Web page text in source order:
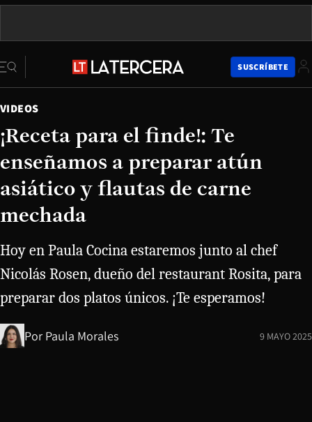
SUSCRÍBETE
VIDEOS
¡Receta para el finde!: Te
enseñamos a preparar atún
asiático y flautas de carne
mechada
Hoy en Paula Cocina estaremos junto al chef
Nicolás Rosen, dueño del restaurant Rosita, para
preparar dos platos únicos. ¡Te esperamos!
Por Paula Morales 9 MAYO 2025